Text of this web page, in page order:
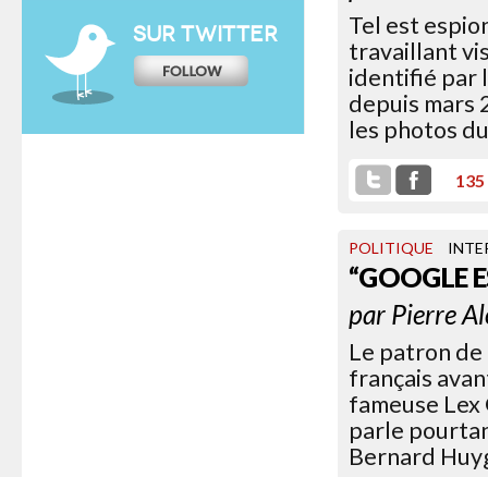
Tel est
travaillant
identifié par
depuis mars
les photos
135
POLITIQUE
“GOOGLE
par Pierre
Le patron
français
fameuse
parle
Bernard
SUR TWITTER